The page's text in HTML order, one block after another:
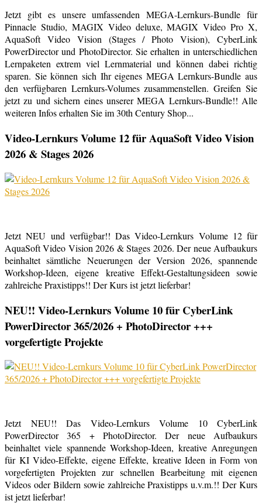
Jetzt gibt es unsere umfassenden MEGA-Lernkurs-Bundle für
Pinnacle Studio, MAGIX Video deluxe, MAGIX Video Pro X,
AquaSoft Video Vision (Stages / Photo Vision), CyberLink
PowerDirector und PhotoDirector. Sie erhalten in unterschiedlichen
Lernpaketen extrem viel Lernmaterial und können dabei richtig
sparen. Sie können sich Ihr eigenes MEGA Lernkurs-Bundle aus
den verfügbaren Lernkurs-Volumes zusammenstellen. Greifen Sie
jetzt zu und sichern eines unserer MEGA Lernkurs-Bundle!! Alle
weiteren Infos erhalten Sie im 30th Century Shop...
Video-Lernkurs Volume 12 für AquaSoft Video Vision
2026 & Stages 2026
Jetzt NEU und verfügbar!! Das Video-Lernkurs Volume 12 für
AquaSoft Video Vision 2026 & Stages 2026. Der neue Aufbaukurs
beinhaltet sämtliche Neuerungen der Version 2026, spannende
Workshop-Ideen, eigene kreative Effekt-Gestaltungsideen sowie
zahlreiche Praxistipps!! Der Kurs ist jetzt lieferbar!
NEU!! Video-Lernkurs Volume 10 für CyberLink
PowerDirector 365/2026 + PhotoDirector +++
vorgefertigte Projekte
Jetzt NEU!! Das Video-Lernkurs Volume 10 CyberLink
PowerDirector 365 + PhotoDirector. Der neue Aufbaukurs
beinhaltet viele spannende Workshop-Ideen, kreative Anregungen
für KI Video-Effekte, eigene Effekte, kreative Ideen in Form von
vorgefertigten Projekten zur schnellen Bearbeitung mit eigenen
Videos oder Bildern sowie zahlreiche Praxistipps u.v.m.!! Der Kurs
ist jetzt lieferbar!